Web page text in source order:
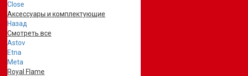
Close
Аксессуары и комплектующие
Назад
Смотреть все
Astov
Etna
Meta
Royal Flame